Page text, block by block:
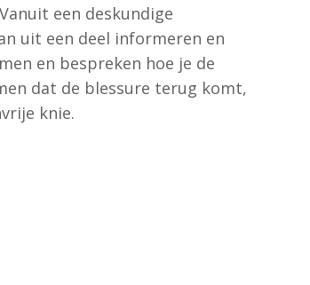
een deskundige
uit een deel informeren en
en bespreken hoe je de
dat de blessure terug komt,
knie.